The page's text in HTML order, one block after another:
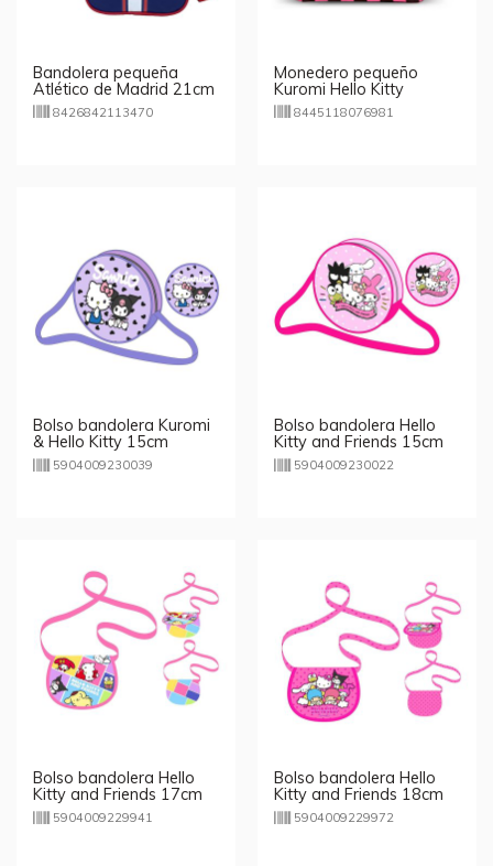
Bandolera pequeña
Atlético de Madrid 21cm
8426842113470
Monedero pequeño
Kuromi Hello Kitty
8445118076981
Bolso bandolera Kuromi
& Hello Kitty 15cm
5904009230039
Bolso bandolera Hello
Kitty and Friends 15cm
5904009230022
Bolso bandolera Hello
Kitty and Friends 17cm
5904009229941
Bolso bandolera Hello
Kitty and Friends 18cm
5904009229972